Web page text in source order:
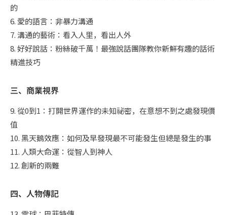
的
6. 愛的語言：非暴力溝通
7. 溝通的藝術：看入人里，看出人外
8. 好好說話：粉絲破千萬！最強說話團隊教你新鮮有趣的話術
精進技巧
三、商業視界
9. 從0到1：打開世界運作的未知祕密，在意想不到之處發現價
值
10. 黑天鵝效應：如何及早發現最不可能發生但總是發生的事
11. 人類大命運：從智人到神人
12. 創新的兩難
四、人物傳記